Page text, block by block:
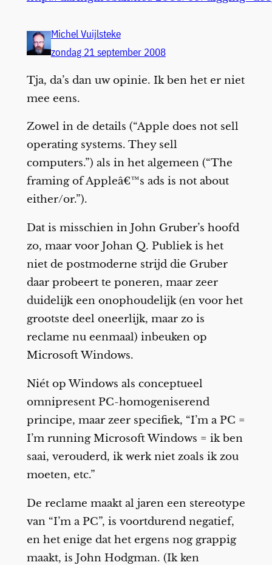
Michel Vuijlsteke
zondag 21 september 2008
Tja, da’s dan uw opinie. Ik ben het er niet
mee eens.
Zowel in de details (“Apple does not sell
operating systems. They sell
computers.”) als in het algemeen (“The
framing of Appleâ€™s ads is not about
either/or.”).
Dat is misschien in John Gruber’s hoofd
zo, maar voor Johan Q. Publiek is het
niet de postmoderne strijd die Gruber
daar probeert te poneren, maar zeer
duidelijk een onophoudelijk (en voor het
grootste deel oneerlijk, maar zo is
reclame nu eenmaal) inbeuken op
Microsoft Windows.
Niét op Windows als conceptueel
omnipresent PC-homogeniserend
principe, maar zeer specifiek, “I’m a PC =
I’m running Microsoft Windows = ik ben
saai, verouderd, ik werk niet zoals ik zou
moeten, etc.”
De reclame maakt al jaren een stereotype
van “I’m a PC”, is voortdurend negatief,
en het enige dat het ergens nog grappig
maakt, is John Hodgman. (Ik ken